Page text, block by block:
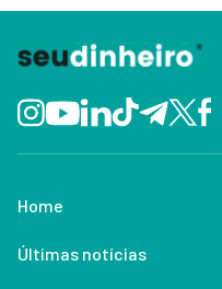
Home
Últimas notícias